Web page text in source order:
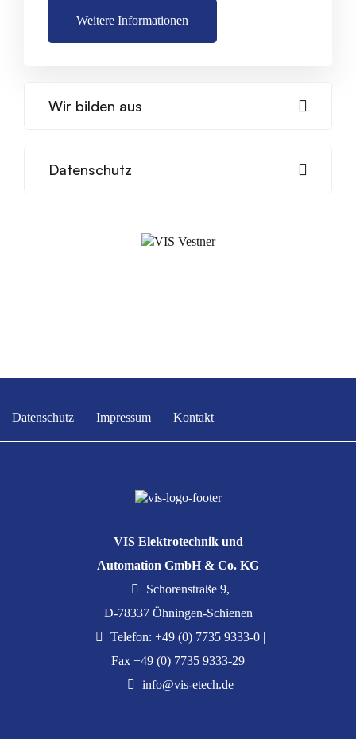
Weitere Informationen
Wir bilden aus
Datenschutz
Datenschutz Impressum Kontakt
VIS Elektrotechnik und
Automation GmbH & Co. KG
Schorenstraße 9,
D-78337 Öhningen-Schienen
Telefon: +49 (0) 7735 9333-0 |
Fax +49 (0) 7735 9333-29
info@vis-etech.de